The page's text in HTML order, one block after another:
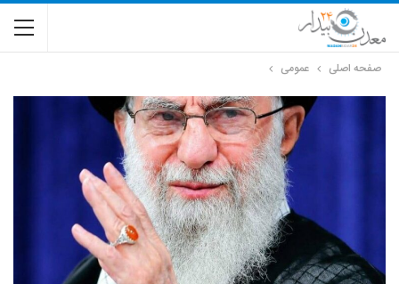
صفحه اصلی عمومی